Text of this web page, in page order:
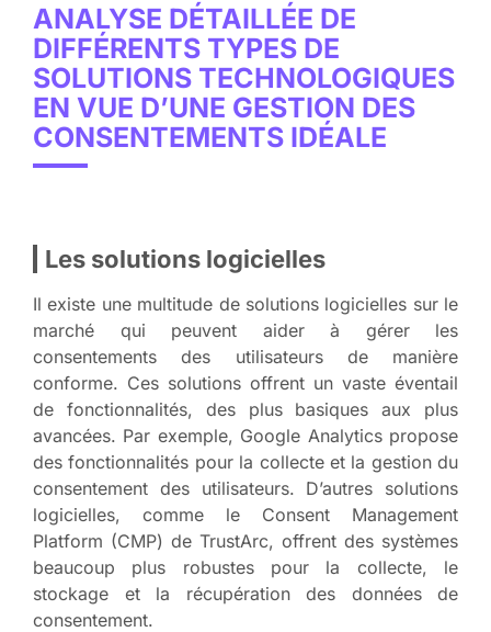
ANALYSE DÉTAILLÉE DE
DIFFÉRENTS TYPES DE
SOLUTIONS TECHNOLOGIQUES
EN VUE D’UNE GESTION DES
CONSENTEMENTS IDÉALE
Les solutions logicielles
Il existe une multitude de solutions logicielles sur le
marché qui peuvent aider à gérer les
consentements des utilisateurs de manière
conforme. Ces solutions offrent un vaste éventail
de fonctionnalités, des plus basiques aux plus
avancées. Par exemple, Google Analytics propose
des fonctionnalités pour la collecte et la gestion du
consentement des utilisateurs. D’autres solutions
logicielles, comme le Consent Management
Platform (CMP) de TrustArc, offrent des systèmes
beaucoup plus robustes pour la collecte, le
stockage et la récupération des données de
consentement.